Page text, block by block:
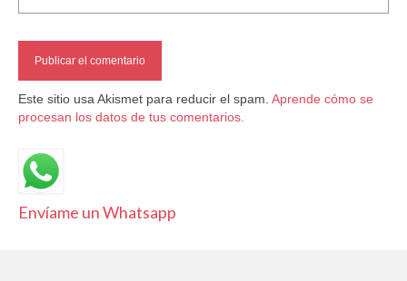
Este sitio usa Akismet para reducir el spam. Aprende cómo se
procesan los datos de tus comentarios.
Envíame un Whatsapp